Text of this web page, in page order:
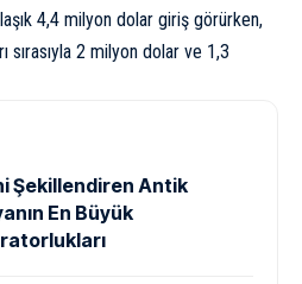
4,4 milyon dolar giriş görürken,
sırasıyla 2 milyon dolar ve 1,3
Şekillendiren Antik
En Büyük